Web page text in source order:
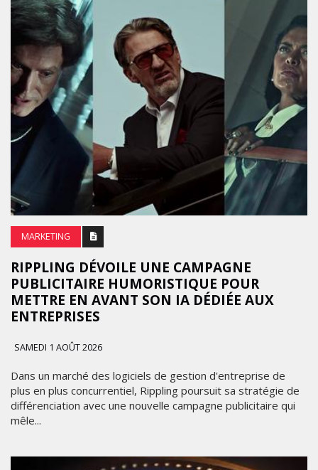
MARKETING
RIPPLING DÉVOILE UNE CAMPAGNE
PUBLICITAIRE HUMORISTIQUE POUR
METTRE EN AVANT SON IA DÉDIÉE AUX
ENTREPRISES
SAMEDI 1 AOÛT 2026
Dans un marché des logiciels de gestion d'entreprise de
plus en plus concurrentiel, Rippling poursuit sa stratégie de
différenciation avec une nouvelle campagne publicitaire qui
mêle...